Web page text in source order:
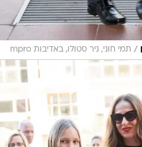
/ תמי חוני, ניר סטולו, באדיבות mpro